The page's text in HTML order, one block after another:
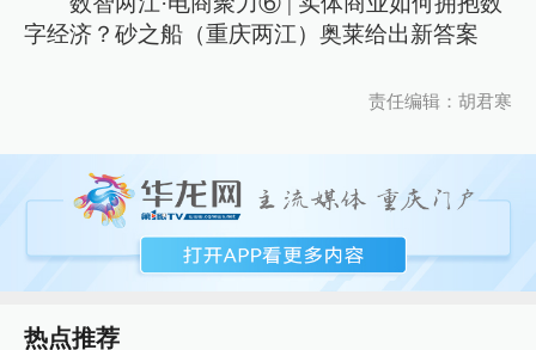
字经济？砂之船（重庆两江）奥莱给出新答案
责任编辑：胡君寒
热点推荐